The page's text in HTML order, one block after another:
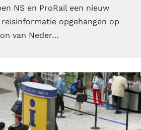
NS en ProRail een nieuw
opgehangen op
van Neder…